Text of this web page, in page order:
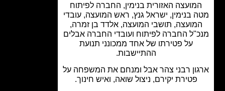
האזורית בנימין, החברה לפיתוח
בנימין, ישראל גנץ, ראש המועצה, עובדי
תושבי המועצה, אלדד בן זמרה,
החברה לפיתוח ועובדי החברה אבלים
על פטירתו של אחד ממכונני תנועת
ההתיישבות.
רבני צהר אבל ומנחם את המשפחה על
פטירת יקירם, ניצול שואה, ואיש חינוך.